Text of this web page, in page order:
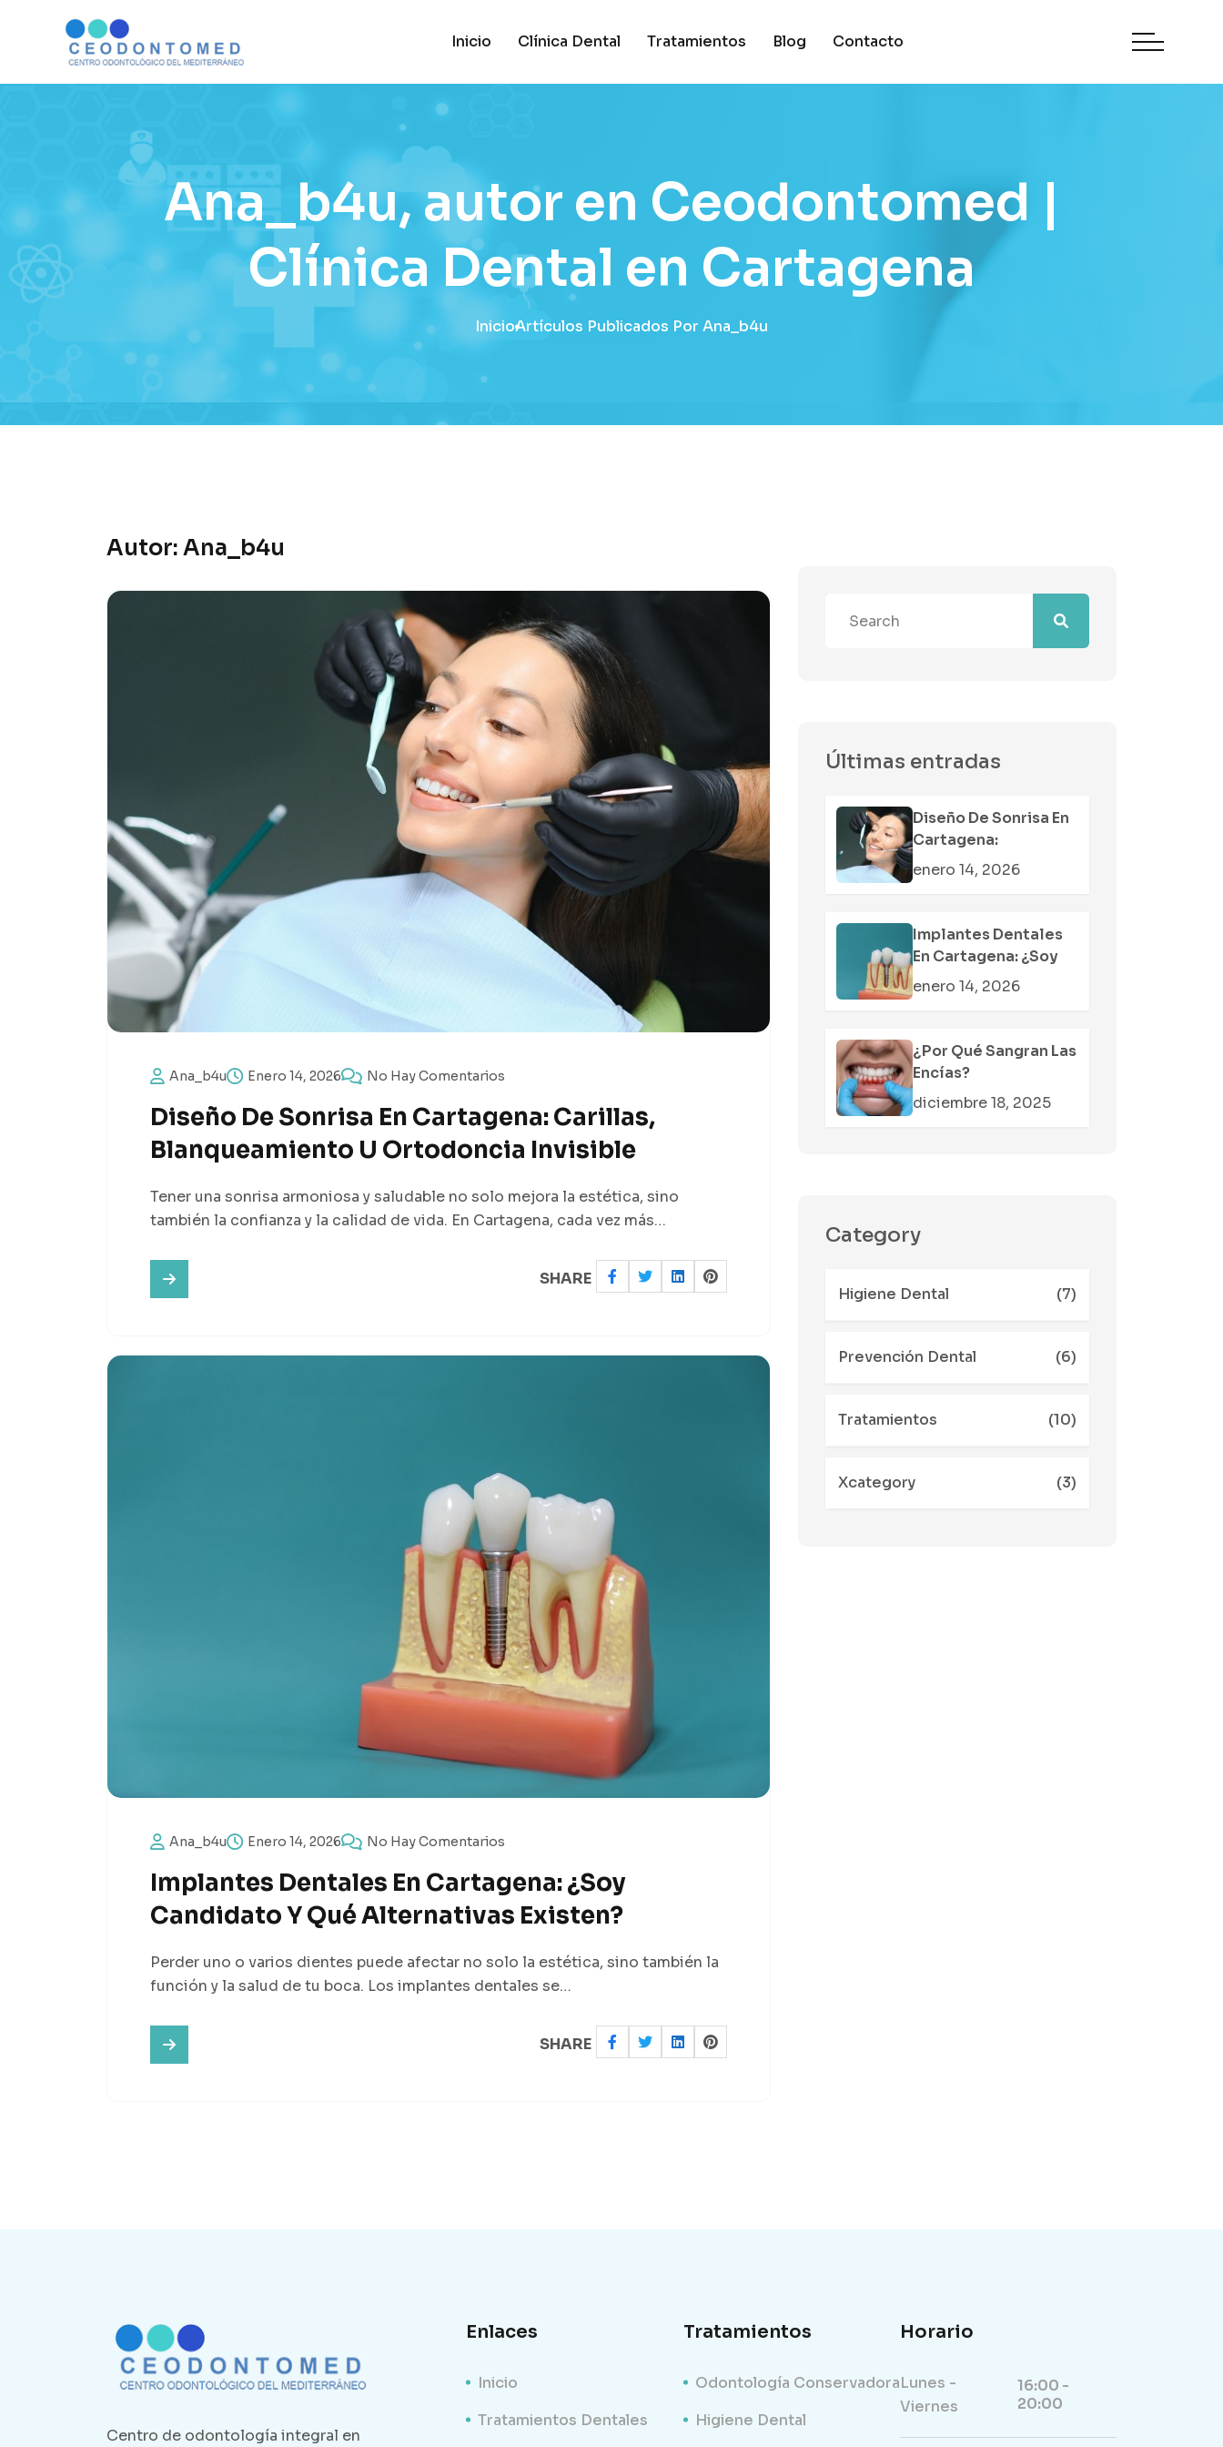
Inicio Clínica Dental Tratamientos Blog Contacto
Ana_b4u, autor en Ceodontomed |
Clínica Dental en Cartagena
InicioArtículos Publicados Por Ana_b4u
Autor: Ana_b4u
Ana_b4u Enero 14, 2026 No Hay Comentarios
Diseño De Sonrisa En Cartagena: Carillas,
Blanqueamiento U Ortodoncia Invisible
Tener una sonrisa armoniosa y saludable no solo mejora la estética, sino
también la confianza y la calidad de vida. En Cartagena, cada vez más…
SHARE
Ana_b4u Enero 14, 2026 No Hay Comentarios
Implantes Dentales En Cartagena: ¿soy
Candidato Y Qué Alternativas Existen?
Perder uno o varios dientes puede afectar no solo la estética, sino también la
función y la salud de tu boca. Los implantes dentales se…
SHARE
Últimas entradas
Diseño De Sonrisa En
Cartagena:
enero 14, 2026
Implantes Dentales
En Cartagena: ¿soy
enero 14, 2026
¿Por Qué Sangran Las
Encías?
diciembre 18, 2025
Category
Higiene Dental (7)
Prevención Dental (6)
Tratamientos (10)
Xcategory (3)
Centro de odontología integral en
Enlaces
Inicio
Tratamientos Dentales
Tratamientos
Odontología Conservadora
Higiene Dental
Horario
Lunes -
Viernes
16:00 -
20:00